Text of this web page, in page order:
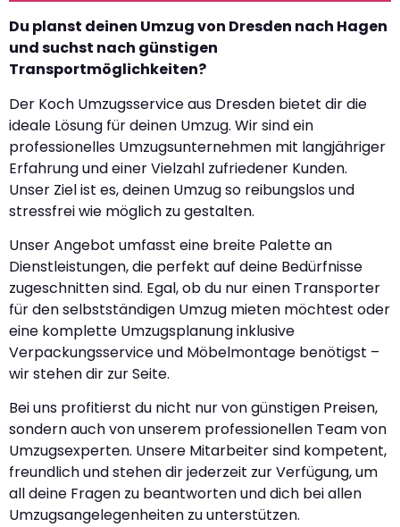
Du planst deinen Umzug von Dresden nach Hagen
und suchst nach günstigen
Transportmöglichkeiten?
Der Koch Umzugsservice aus Dresden bietet dir die
ideale Lösung für deinen Umzug. Wir sind ein
professionelles Umzugsunternehmen mit langjähriger
Erfahrung und einer Vielzahl zufriedener Kunden.
Unser Ziel ist es, deinen Umzug so reibungslos und
stressfrei wie möglich zu gestalten.
Unser Angebot umfasst eine breite Palette an
Dienstleistungen, die perfekt auf deine Bedürfnisse
zugeschnitten sind. Egal, ob du nur einen Transporter
für den selbstständigen Umzug mieten möchtest oder
eine komplette Umzugsplanung inklusive
Verpackungsservice und Möbelmontage benötigst –
wir stehen dir zur Seite.
Bei uns profitierst du nicht nur von günstigen Preisen,
sondern auch von unserem professionellen Team von
Umzugsexperten. Unsere Mitarbeiter sind kompetent,
freundlich und stehen dir jederzeit zur Verfügung, um
all deine Fragen zu beantworten und dich bei allen
Umzugsangelegenheiten zu unterstützen.